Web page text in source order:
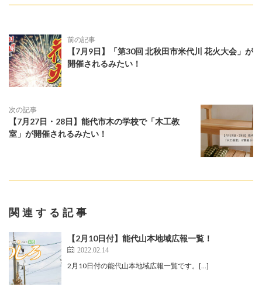
前の記事
【7月9日】「第30回 北秋田市米代川 花火大会」が
開催されるみたい！
次の記事
【7月27日・28日】能代市木の学校で「木工教
室」が開催されるみたい！
関連する記事
【2月10日付】能代山本地域広報一覧！
2022.02.14
2月10日付の能代山本地域広報一覧です。[…]